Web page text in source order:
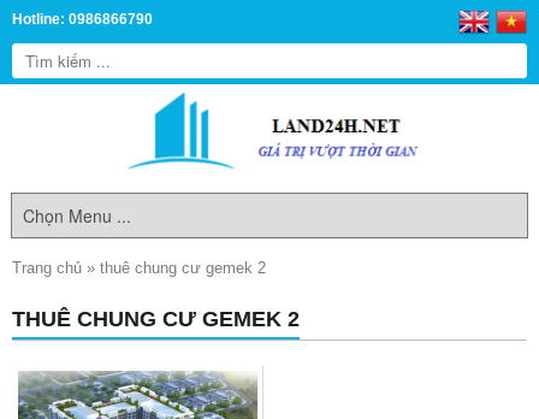
Hotline: 0986866790
Trang chủ » thuê chung cư gemek 2
THUÊ CHUNG CƯ GEMEK 2